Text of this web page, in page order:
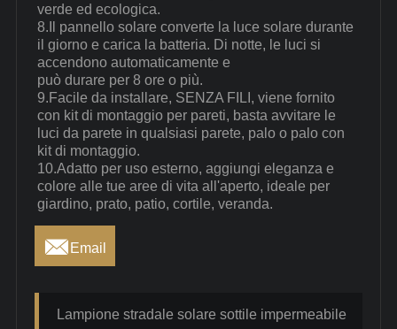
verde ed ecologica.
8.Il pannello solare converte la luce solare durante
il giorno e carica la batteria. Di notte, le luci si
accendono automaticamente e
può durare per 8 ore o più.
9.Facile da installare, SENZA FILI, viene fornito
con kit di montaggio per pareti, basta avvitare le
luci da parete in qualsiasi parete, palo o palo con
kit di montaggio.
10.Adatto per uso esterno, aggiungi eleganza e
colore alle tue aree di vita all'aperto, ideale per
giardino, prato, patio, cortile, veranda.
 Email
Lampione stradale solare sottile impermeabile